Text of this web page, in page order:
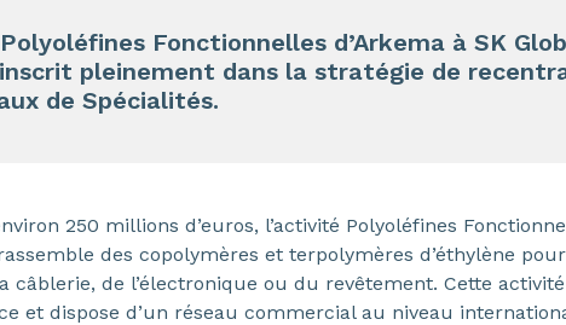
Fonctionnelles d’Arkema à SK
pleinement dans la stratégie de
de Spécialités.
250 millions d’euros, l’activité Polyoléfines
des copolymères et terpolymères d’éthylène
câblerie, de l’électronique ou du revêtement. Cette
et dispose d’un réseau commercial au niveau